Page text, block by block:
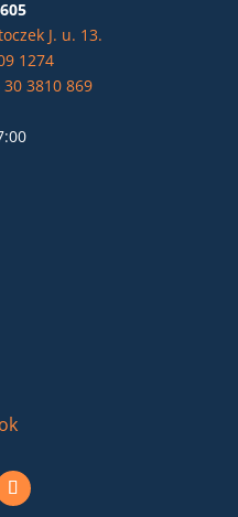
J. u. 13.
1274
30 3810 869